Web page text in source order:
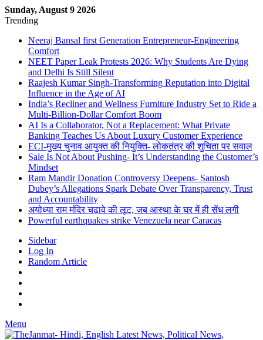
Sunday, August 9 2026
Trending
Neeraj Bansal first Generation Entrepreneur-Engineering
Comfort
NEET Paper Leak Protests 2026: Why Students Are Dying
and Delhi Is Still Silent
Raajesh Kumar Singh-Transforming Reputation into Digital
Influence in the Age of AI
India’s Recliner and Wellness Furniture Industry Set to Ride a
Multi-Billion-Dollar Comfort Boom
AI Is a Collaborator, Not a Replacement: What Private
Banking Teaches Us About Luxury Customer Experience
ECI-मुख्य चुनाव आयुक्त की नियुक्ति- लोकतंत्र की शुचिता पर सवाल
Sale Is Not About Pushing- It’s Understanding the Customer’s
Mindset
Ram Mandir Donation Controversy Deepens- Santosh
Dubey’s Allegations Spark Debate Over Transparency, Trust
and Accountability
अयोध्या राम मंदिर चढ़ावे की लूट, जब आस्था के घर में ही सेंध लगी
Powerful earthquakes strike Venezuela near Caracas
Sidebar
Log In
Random Article
Menu